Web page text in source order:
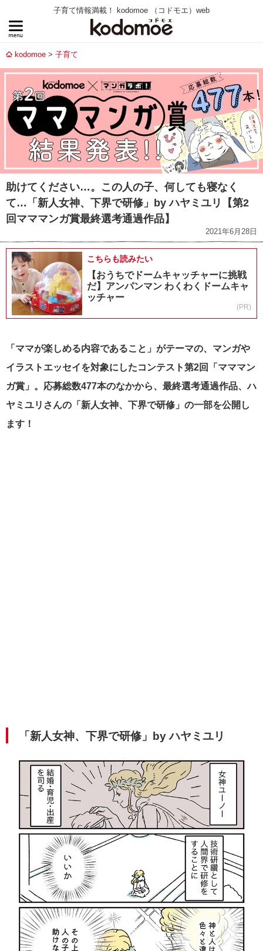
子育て情報満載！ kodomoe （コドモエ）web
kodomoe 子育て
助けてください…。この人の子、何しても寝なく
て…「新人女神、下界で研修」by ハヤミユリ【第2
回マママンガ賞最終選考通過作品】
2021年6月28日
こちらも読みたい
【おうちでドームキャッチャーに挑戦
だ】アンパンマン わくわくドームキャ
ッチャー
(PR)
「ママが楽しめる内容であること」がテーマの、マンガや
イラストエッセイを対象にしたコンテスト第2回「マママン
ガ賞」。応募総数477本のなかから、最終選考通過作品、ハ
ヤミユリさんの「新人女神、下界で研修」の一部を公開し
ます！
「新人女神、下界で研修」by ハヤミユリ